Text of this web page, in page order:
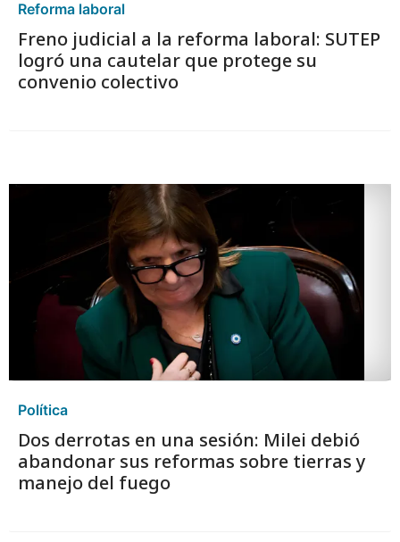
Reforma laboral
Freno judicial a la reforma laboral: SUTEP
logró una cautelar que protege su
convenio colectivo
Política
Dos derrotas en una sesión: Milei debió
abandonar sus reformas sobre tierras y
manejo del fuego